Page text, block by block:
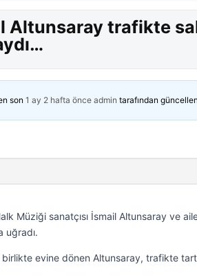
trafikte
son 1 ay 2 hafta önce admin tarafından
Müziği sanatçısı İsmail Altunsaray ve
uğradı.
evine dönen Altunsaray, trafikte